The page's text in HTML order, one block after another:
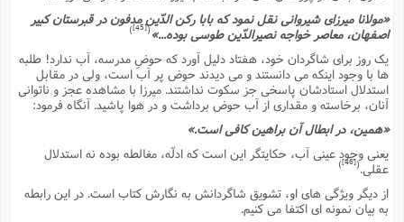
«مولانا میرزاى شیروانى نقل نمود که بابا رکن الدّین مدفون در قبرستان کبیر
اصفهان، معاصر خواجه نصیرالدّین طوسى بوده...»(
[45]
)
یک روز براى شاگردان خود، هفتاد دلیل آورد که حوضِ مدرسه، آب ندارد! طلبه
ها با وجود اینکه مى دانستند و مى دیدند حوض پر آب است، ولى در مقابل
استدلال استادشان پاسخى جز سکوت نداشتند. میرزا با مشاهده عجز و ناتوانى
آنان، برخاسته و مقدارى از آب حوض برداشت و در هوا پاشید. آنگاه فرمود:
«همین، در ابطال آن براهین کافى است.»
یعنى وجود عینى آب، حکایتگر این است که ادلّه، مغالطه بوده نه استدلال
عقلى.(
[46]
)
از دیگر ویژگى هاى او، تشویق شاگردانش به نگارش کتاب است. در این رابطه
به بیان نمونه اى اکتفا مى کنیم.